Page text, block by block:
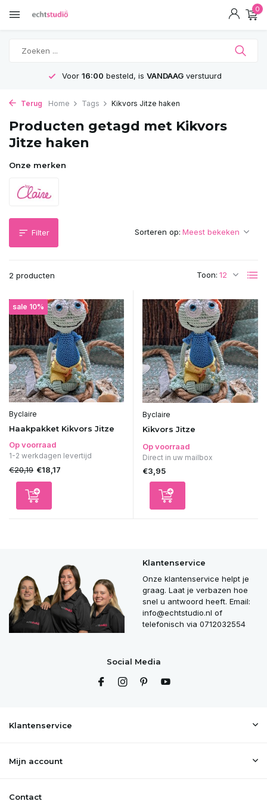
0
Voor 16:00 besteld, is VANDAAGverstuurd
Terug Home Tags Kikvors Jitze haken
Producten getagd met Kikvors
Jitze haken
Onze merken
Filter
2 producten Toon:
Sorteren op:
sale 10%
Byclaire
Haakpakket Kikvors Jitze
Op voorraad
1-2 werkdagen levertijd
€20,19 €18,17
Byclaire
Kikvors Jitze
Op voorraad
Direct in uw mailbox
€3,95
Klantenservice
Onze klantenservice helpt je
graag. Laat je verbazen hoe
snel u antwoord heeft. Email:
info@echtstudio.nl of
telefonisch via 0712032554
Social Media
Klantenservice
Mijn account
Contact